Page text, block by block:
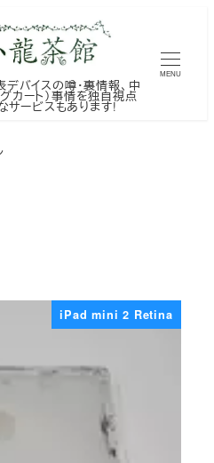
バイスの噂・裏情報、中
カート）事情を独自視点
サービスもあります!
MENU
iPad mini 2 Retina